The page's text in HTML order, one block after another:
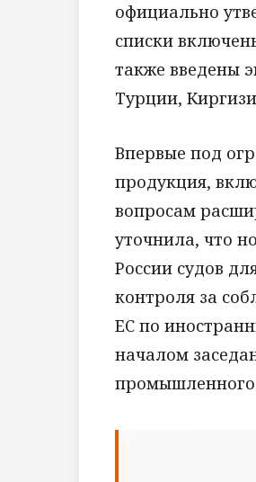
официально
списки
также введены
Турции,
Впервые под
продукция,
вопросам
уточнила, что
России судов
контроля за
ЕС по
началом
промышленного